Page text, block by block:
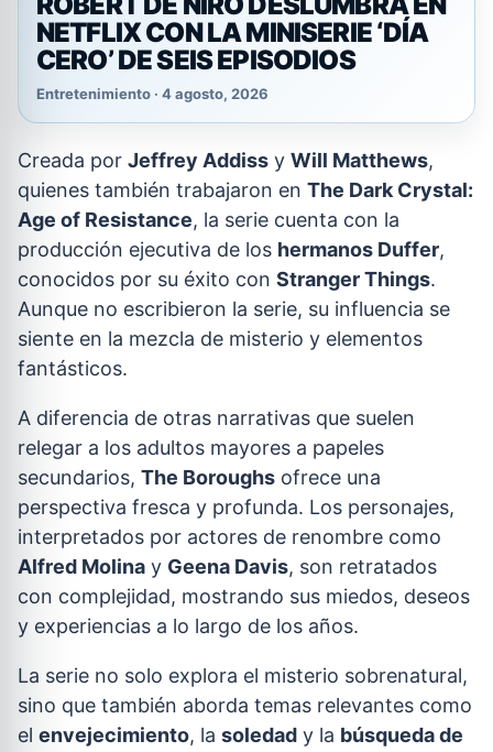
NETFLIX CON LA MINISERIE ‘DÍA
CERO’ DE SEIS EPISODIOS
Entretenimiento · 4 agosto, 2026
Creada por Jeffrey Addiss y Will Matthews,
quienes también trabajaron en The Dark Crystal:
Age of Resistance, la serie cuenta con la
producción ejecutiva de los hermanos Duffer,
conocidos por su éxito con Stranger Things.
Aunque no escribieron la serie, su influencia se
siente en la mezcla de misterio y elementos
fantásticos.
A diferencia de otras narrativas que suelen
relegar a los adultos mayores a papeles
secundarios, The Boroughs ofrece una
perspectiva fresca y profunda. Los personajes,
interpretados por actores de renombre como
Alfred Molina y Geena Davis, son retratados
con complejidad, mostrando sus miedos, deseos
y experiencias a lo largo de los años.
La serie no solo explora el misterio sobrenatural,
sino que también aborda temas relevantes como
el envejecimiento, la soledad y la búsqueda de